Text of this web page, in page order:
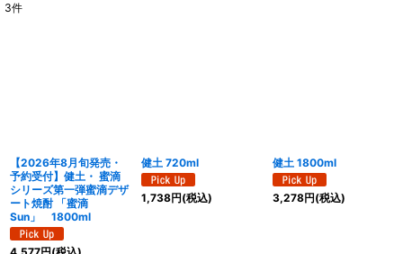
3件
【2026年8月旬発売・
予約受付】健土・ 蜜滴
シリーズ第一弾蜜滴デザ
ート焼酎 「蜜滴
Sun」 1800ml
健土 720ml
1,738円(税込)
健土 1800ml
3,278円(税込)